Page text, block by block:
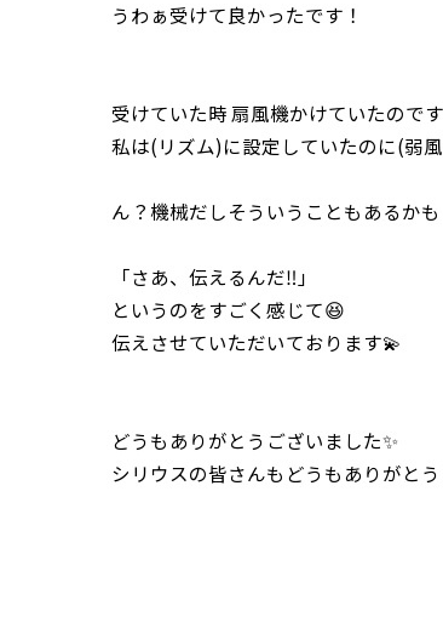
うわぁ受けて良かったです！
受けていた時 扇風機かけていたので
私は(リズム)に設定していたのに(弱
ん？機械だしそういうこともあるか
「さあ、伝えるんだ‼️」
というのをすごく感じて😆
伝えさせていただいております💫
どうもありがとうございました✨
シリウスの皆さんもどうもありがと